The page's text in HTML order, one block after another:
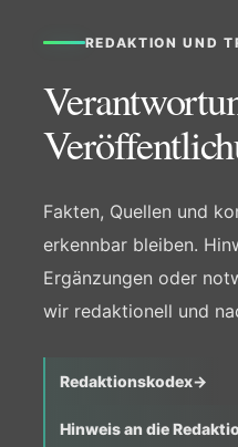
REDAKTION UND
Fakten, Quellen und
erkennbar bleiben.
Ergänzungen oder
wir redaktionell und
Redaktionskodex→
Hinweis an die